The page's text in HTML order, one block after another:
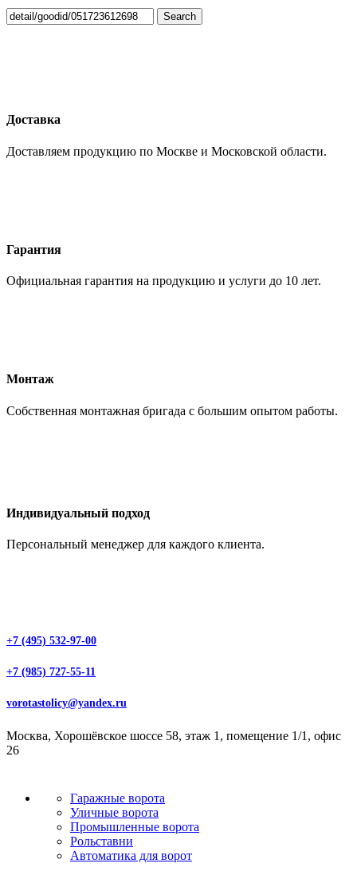
Search
Доставка
Доставляем продукцию по Москве и Московской области.
Гарантия
Официальная гарантия на продукцию и услуги до 10 лет.
Монтаж
Собственная монтажная бригада с большим опытом работы.
Индивидуальный подход
Персональный менеджер для каждого клиента.
+7 (495) 532-97-00
+7 (985) 727-55-11
vorotastolicy@yandex.ru
Москва, Хорошёвское шоссе 58, этаж 1, помещение 1/1, офис
26
Гаражные ворота
Уличные ворота
Промышленные ворота
Рольставни
Автоматика для ворот